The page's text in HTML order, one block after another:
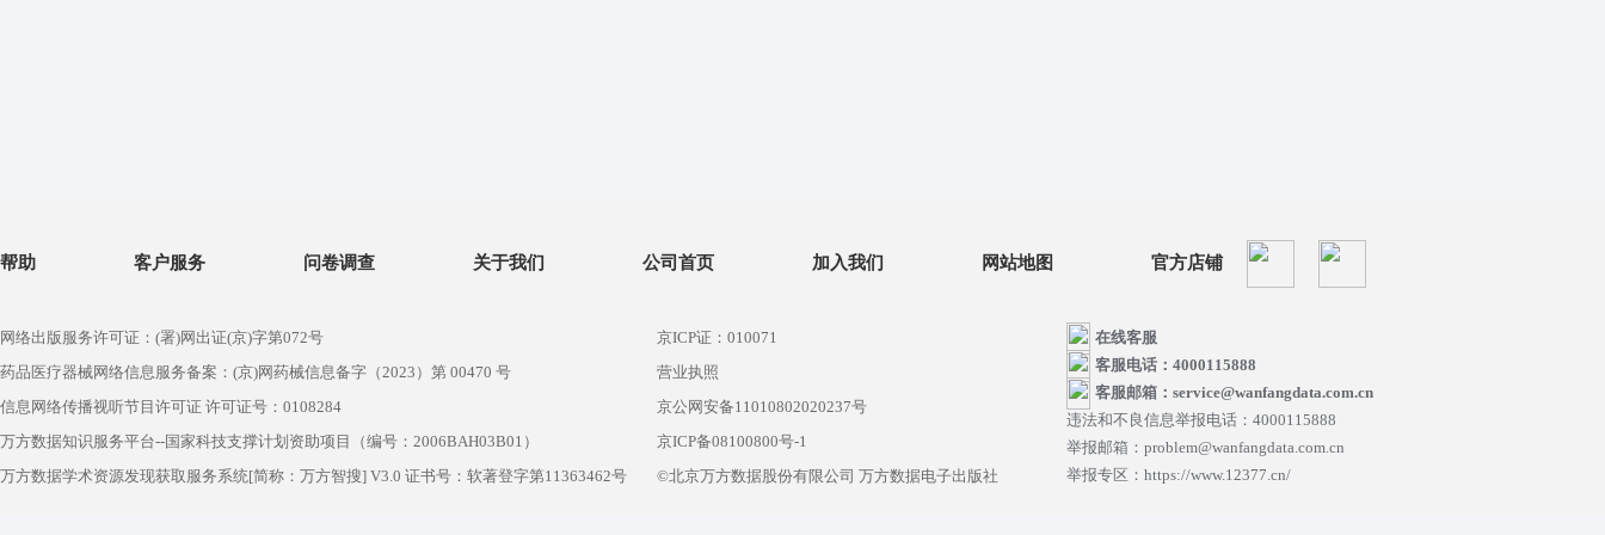
帮助 客户服务 问卷调查 关于我们 公司首页 加入我们 网站地图 官方店铺
网络出版服务许可证：(署)网出证(京)字第072号
药品医疗器械网络信息服务备案：(京)网药械信息备字（2023）第 00470 号
信息网络传播视听节目许可证 许可证号：0108284
万方数据知识服务平台--国家科技支撑计划资助项目（编号：2006BAH03B01）
万方数据学术资源发现获取服务系统[简称：万方智搜] V3.0 证书号：软著登字第11363462号
京ICP证：010071
营业执照
京公网安备11010802020237号
京ICP备08100800号-1
©北京万方数据股份有限公司 万方数据电子出版社
在线客服
客服电话：4000115888
客服邮箱：service@wanfangdata.com.cn
违法和不良信息举报电话：4000115888
举报邮箱：problem@wanfangdata.com.cn
举报专区：https://www.12377.cn/